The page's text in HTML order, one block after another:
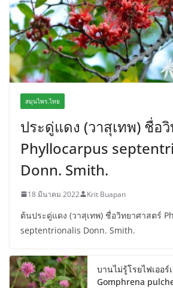
สมุนไพร.ไทย
ประดู่แดง (วาสุเทพ) ชื่อ
Phyllocarpus
Donn. Smith.
18 มีนาคม 2022 Krit Buapan
ต้นประดู่แดง (วาสุเทพ) ชื่อวิทยาศาสตร์
septentrionalis Donn. Smith.
บานไม่รู้โรยไฟเออ
Gomphrena